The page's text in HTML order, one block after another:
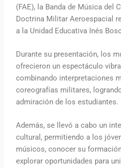
(FAE), la Banda de Música del
Doctrina Militar Aeroespacial
a la Unidad Educativa Inés
Durante su presentación, los
ofrecieron un espectáculo
combinando interpretaciones
coreografías militares,
admiración de los estudiantes.
Además, se llevó a cabo un
cultural, permitiendo a los
músicos, conocer su
explorar oportunidades para